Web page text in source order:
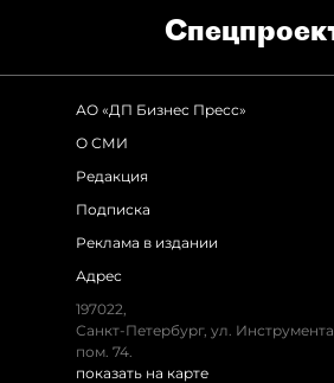
АО «ДП Бизнес Пресс»
О СМИ
Редакция
Подписка
Реклама в издании
Адрес
197022,
Санкт-Петербург, ул.
пом. 74.
показать на карте